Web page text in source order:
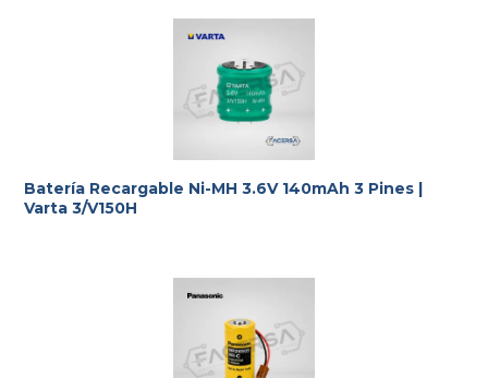
Batería Recargable Ni-MH 3.6V 140mAh 3 Pines |
Varta 3/V150H
Te ayudamos con la elección más adecuada
requerimientos.